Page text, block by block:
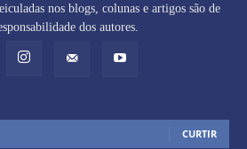
nos blogs, colunas e artigos são de
dos autores.
CURTIR